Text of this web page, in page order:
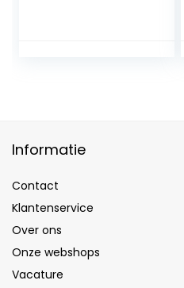
Informatie
Contact
Klantenservice
Over ons
Onze webshops
Vacature